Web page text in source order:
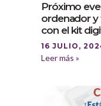
Próximo
ordenador
con el kit
16 JULIO,
Leer más »